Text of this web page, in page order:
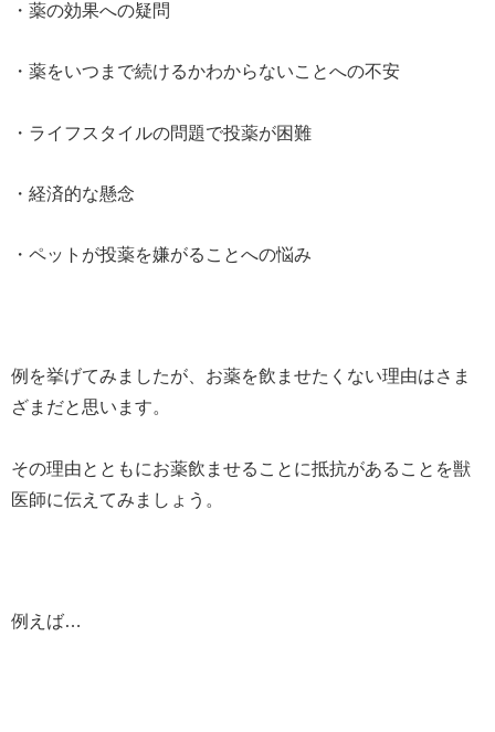
・薬の効果への疑問
・薬をいつまで続けるかわからないことへの不安
・ライフスタイルの問題で投薬が困難
・経済的な懸念
・ペットが投薬を嫌がることへの悩み
例を挙げてみましたが、お薬を飲ませたくない理由はさま
ざまだと思います。
その理由とともにお薬飲ませることに抵抗があることを獣
医師に伝えてみましょう。
例えば…